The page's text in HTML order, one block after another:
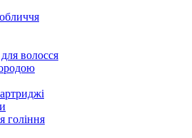
для волосся
гоління